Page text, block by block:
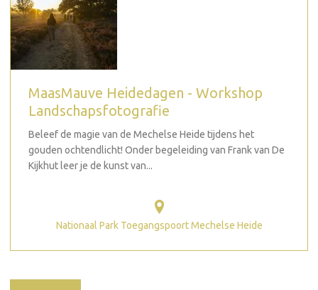
MaasMauve Heidedagen - Workshop
Landschapsfotografie
Beleef de magie van de Mechelse Heide tijdens het
gouden ochtendlicht! Onder begeleiding van Frank van De
Kijkhut leer je de kunst van...
Nationaal Park Toegangspoort Mechelse Heide